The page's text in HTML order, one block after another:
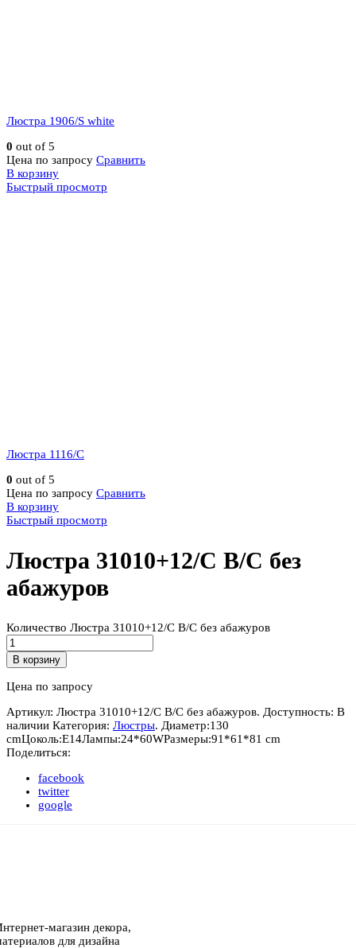
Люстра 1906/S white
0 out of 5
Цена по запросу Сравнить
В корзину
Быстрый просмотр
Люстра 1116/C
0 out of 5
Цена по запросу Сравнить
В корзину
Быстрый просмотр
Люстра 31010+12/C B/C без
абажуров
Количество Люстра 31010+12/C B/C без абажуров
В корзину
Цена по запросу
Артикул: Люстра 31010+12/C B/C без абажуров. Доступность: В
наличии Категория: Люстры. Диаметр:130
cmЦоколь:E14Лампы:24*60WРазмеры:91*61*81 cm
Поделиться:
facebook
twitter
google
магазин декора,
для дизайна